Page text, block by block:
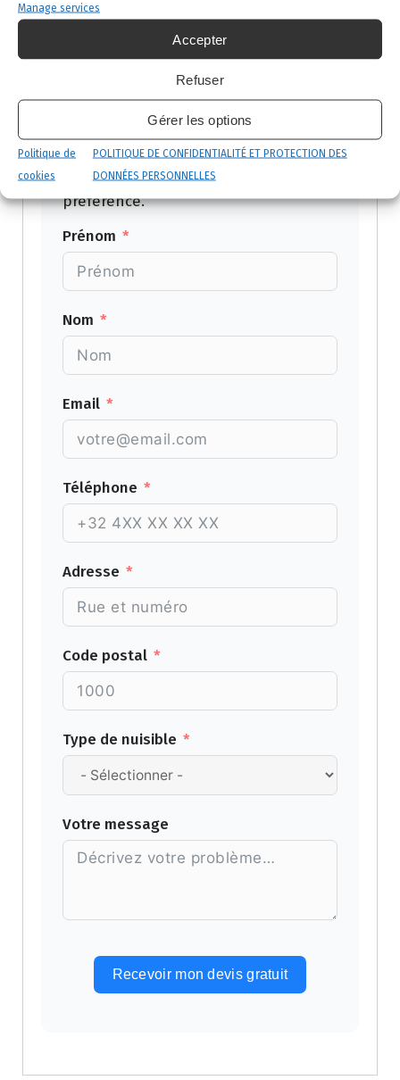
Manage services
Accepter
Refuser
Gérer les options
Politique de
cookies
POLITIQUE DE CONFIDENTIALITÉ ET PROTECTION DES
DONNÉES PERSONNELLES
Demandez votre
devis gratuit
Réponse sous 24h ouvrées — par
téléphone ou email selon votre
préférence.
Prénom
Nom
Email
Téléphone
Adresse
Code postal
Type de nuisible
Votre message
Recevoir mon devis gratuit